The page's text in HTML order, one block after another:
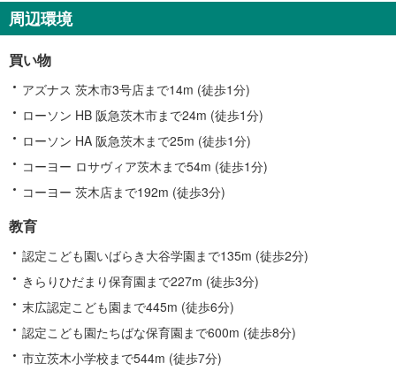
す
る
報
周辺環境
買い物
アズナス 茨木市3号店まで14m (徒歩1分)
ローソン HB 阪急茨木市まで24m (徒歩1分)
ローソン HA 阪急茨木まで25m (徒歩1分)
コーヨー ロサヴィア茨木まで54m (徒歩1分)
コーヨー 茨木店まで192m (徒歩3分)
教育
認定こども園いばらき大谷学園まで135m (徒歩2分)
きらりひだまり保育園まで227m (徒歩3分)
末広認定こども園まで445m (徒歩6分)
認定こども園たちばな保育園まで600m (徒歩8分)
市立茨木小学校まで544m (徒歩7分)